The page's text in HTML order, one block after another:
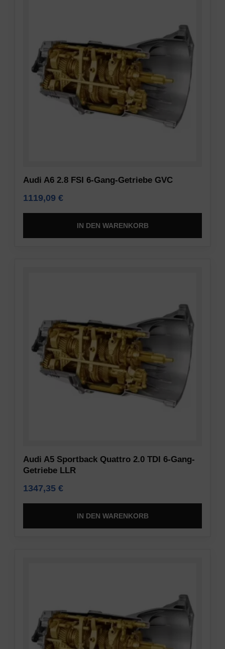
Audi A6 2.8 FSI 6-Gang-Getriebe GVC
1119,09 €
IN DEN WARENKORB
Audi A5 Sportback Quattro 2.0 TDI 6-Gang-
Getriebe LLR
1347,35 €
IN DEN WARENKORB